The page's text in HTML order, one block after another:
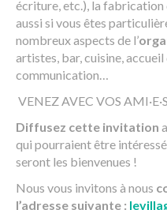
écriture, etc.), la fabrication
aussi si vous êtes
nombreux aspects de l’
artistes, bar, cuisine,
communication…
VENEZ AVEC VOS
Diffusez cette invitation
qui pourraient être
seront les bienvenues !
Nous vous invitons à nous
l’adresse suivante :